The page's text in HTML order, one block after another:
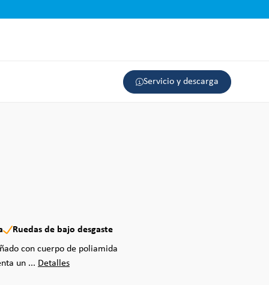
Servicio y descarga
Ruedas de bajo desgaste
con cuerpo de poliamida
un ... Detalles